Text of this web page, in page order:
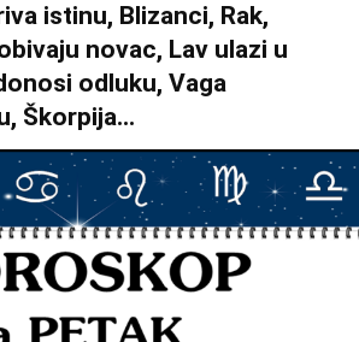
istinu, Blizanci, Rak,
novac, Lav ulazi u
odluku, Vaga
Škorpija...